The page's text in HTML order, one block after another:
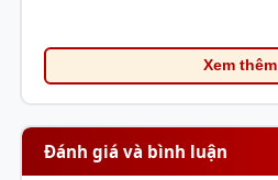
Xem thêm
Đánh giá và bình luận